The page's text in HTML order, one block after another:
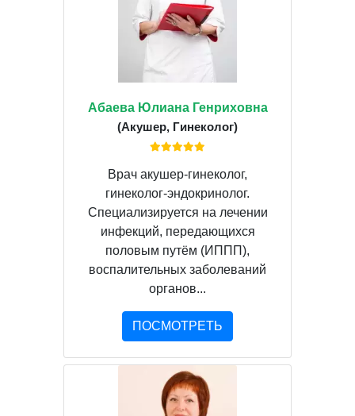
Абаева Юлиана Генриховна
(Акушер, Гинеколог)
Врач акушер-гинеколог,
гинеколог-эндокринолог.
Специализируется на лечении
инфекций, передающихся
половым путём (ИППП),
воспалительных заболеваний
органов...
ПОСМОТРЕТЬ